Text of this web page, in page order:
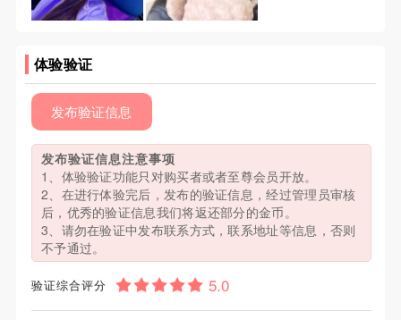
体验验证
发布验证信息
发布验证信息注意事项
1、体验验证功能只对购买者或者至尊会员开放。
2、在进行体验完后，发布的验证信息，经过管理员审核
后，优秀的验证信息我们将返还部分的金币。
3、请勿在验证中发布联系方式，联系地址等信息，否则
不予通过。
验证综合评分